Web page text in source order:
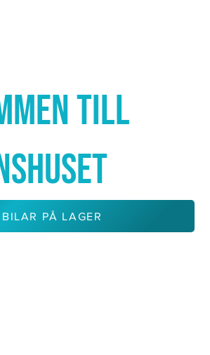
TILL
BILAR PÅ LAGER